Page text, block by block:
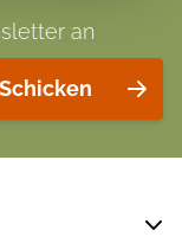
an
Schicken